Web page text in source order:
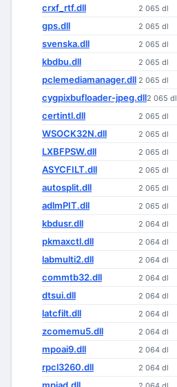
crxf_rtf.dll 2 065 dl
gps.dll 2 065 dl
svenska.dll 2 065 dl
kbdbu.dll 2 065 dl
pclemediamanager.dll 2 065 dl
cygpixbufloader-jpeg.dll2 065 dl
certintl.dll 2 065 dl
WSOCK32N.dll 2 065 dl
LXBFPSW.dll 2 065 dl
ASYCFILT.dll 2 065 dl
autosplit.dll 2 065 dl
adlmPIT.dll 2 065 dl
kbdusr.dll 2 064 dl
pkmaxctl.dll 2 064 dl
labmulti2.dll 2 064 dl
commtb32.dll 2 064 dl
dtsui.dll 2 064 dl
latcfilt.dll 2 064 dl
zcomemu5.dll 2 064 dl
mpoai9.dll 2 064 dl
rpcl3260.dll 2 064 dl